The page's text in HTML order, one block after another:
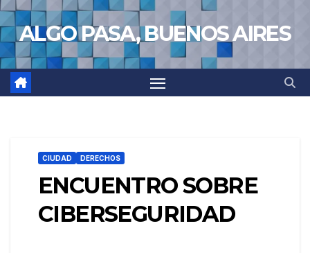
Saltar
al
contenido
ALGO PASA, BUENOS AIRES
CIUDAD DERECHOS
ENCUENTRO SOBRE
CIBERSEGURIDAD